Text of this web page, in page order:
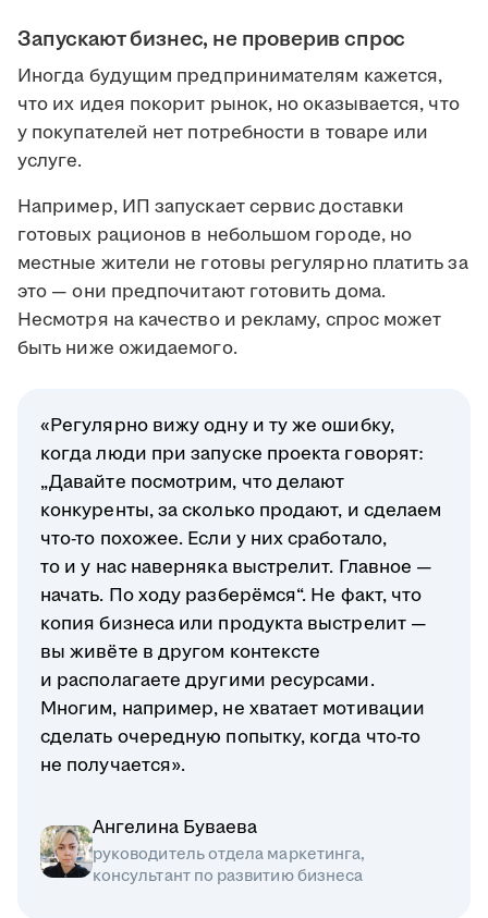
Запускают бизнес, не проверив спрос
Иногда будущим предпринимателям кажется,
что их идея покорит рынок, но оказывается, что
у покупателей нет потребности в товаре или
услуге.
Например, ИП запускает сервис доставки
готовых рационов в небольшом городе, но
местные жители не готовы регулярно платить за
это — они предпочитают готовить дома.
Несмотря на качество и рекламу, спрос может
быть ниже ожидаемого.
«Регулярно вижу одну и ту же ошибку,
когда люди при запуске проекта говорят:
„Давайте посмотрим, что делают
конкуренты, за сколько продают, и сделаем
что-то похожее. Если у них сработало,
то и у нас наверняка выстрелит. Главное —
начать. По ходу разберёмся“. Не факт, что
копия бизнеса или продукта выстрелит —
вы живёте в другом контексте
и располагаете другими ресурсами.
Многим, например, не хватает мотивации
сделать очередную попытку, когда что-то
не получается».
Ангелина Буваева
руководитель отдела маркетинга,
консультант по развитию бизнеса